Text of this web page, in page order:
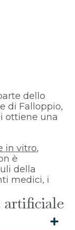
dello
di Falloppio,
ottiene una
in vitro,
è
della
medici, i